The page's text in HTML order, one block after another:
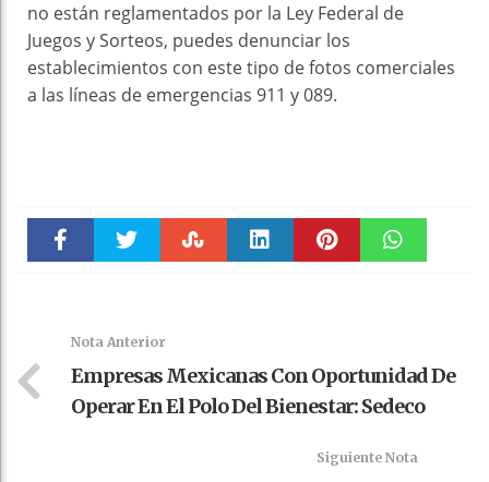
no están reglamentados por la Ley Federal de
Juegos y Sorteos, puedes denunciar los
establecimientos con este tipo de fotos comerciales
a las líneas de emergencias 911 y 089.
Nota Anterior
Empresas Mexicanas Con Oportunidad De
Operar En El Polo Del Bienestar: Sedeco
Siguiente Nota